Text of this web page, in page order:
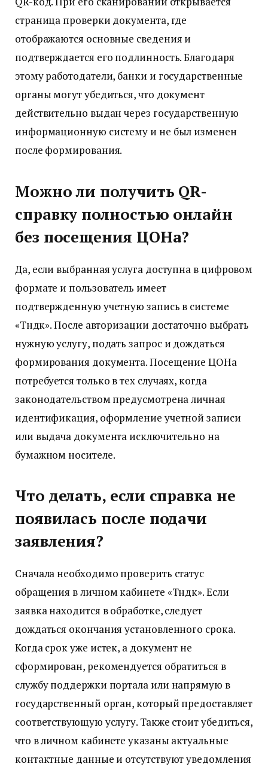
страница проверки документа, где
отображаются основные сведения и
подтверждается его подлинность. Благодаря
этому работодатели, банки и государственные
органы могут убедиться, что документ
действительно выдан через государственную
информационную систему и не был изменен
после формирования.
Можно ли получить QR-
справку полностью онлайн
без посещения ЦОНа?
Да, если выбранная услуга доступна в цифровом
формате и пользователь имеет
подтвержденную учетную запись в системе
«Түндүк». После авторизации достаточно выбрать
нужную услугу, подать запрос и дождаться
формирования документа. Посещение ЦОНа
потребуется только в тех случаях, когда
законодательством предусмотрена личная
идентификация, оформление учетной записи
или выдача документа исключительно на
бумажном носителе.
Что делать, если справка не
появилась после подачи
заявления?
Сначала необходимо проверить статус
обращения в личном кабинете «Түндүк». Если
заявка находится в обработке, следует
дождаться окончания установленного срока.
Когда срок уже истек, а документ не
сформирован, рекомендуется обратиться в
службу поддержки портала или напрямую в
государственный орган, который предоставляет
соответствующую услугу. Также стоит убедиться,
что в личном кабинете указаны актуальные
контактные данные и отсутствуют уведомления